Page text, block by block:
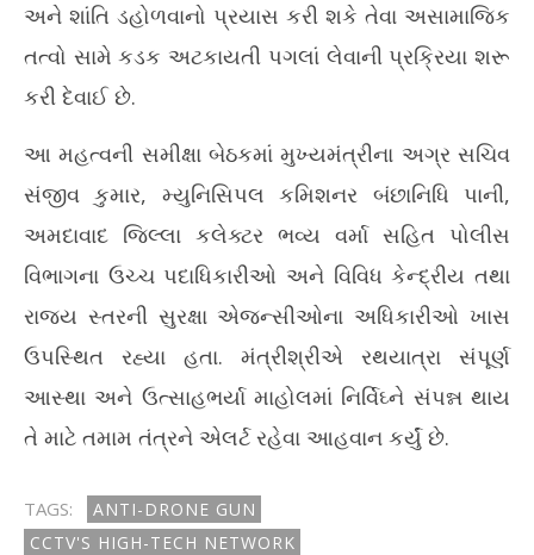
અને શાંતિ ડહોળવાનો પ્રયાસ કરી શકે તેવા અસામાજિક
તત્વો સામે કડક અટકાયતી પગલાં લેવાની પ્રક્રિયા શરૂ
કરી દેવાઈ છે.
આ મહત્વની સમીક્ષા બેઠકમાં મુખ્યમંત્રીના અગ્ર સચિવ
સંજીવ કુમાર, મ્યુનિસિપલ કમિશનર બંછાનિધિ પાની,
અમદાવાદ જિલ્લા કલેક્ટર ભવ્ય વર્મા સહિત પોલીસ
વિભાગના ઉચ્ચ પદાધિકારીઓ અને વિવિધ કેન્દ્રીય તથા
રાજ્ય સ્તરની સુરક્ષા એજન્સીઓના અધિકારીઓ ખાસ
ઉપસ્થિત રહ્યા હતા. મંત્રીશ્રીએ રથયાત્રા સંપૂર્ણ
આસ્થા અને ઉત્સાહભર્યા માહોલમાં નિર્વિઘ્ને સંપન્ન થાય
તે માટે તમામ તંત્રને એલર્ટ રહેવા આહવાન કર્યું છે.
TAGS:
ANTI-DRONE GUN
CCTV'S HIGH-TECH NETWORK